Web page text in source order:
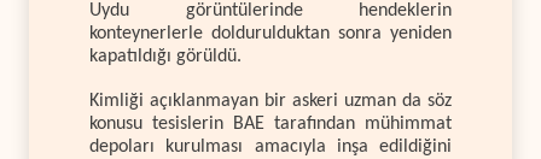
Uydu görüntülerinde hendeklerin
konteynerlerle doldurulduktan sonra yeniden
kapatıldığı görüldü.
Kimliği açıklanmayan bir askeri uzman da söz
konusu tesislerin BAE tarafından mühimmat
depoları kurulması amacıyla inşa edildiğini